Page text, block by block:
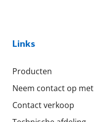
Links
Producten
Neem contact op met
Contact verkoop